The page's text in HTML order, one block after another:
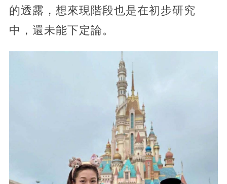
的透露，想來現階段也是在初步研究
中，還未能下定論。